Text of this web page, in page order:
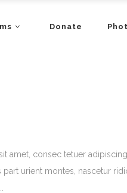
Donate
amet, consec tetuer
urient montes, nascetur